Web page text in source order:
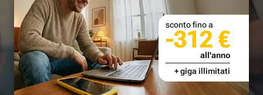
sconto fino a
-312 €
all'anno
+ giga illimitati